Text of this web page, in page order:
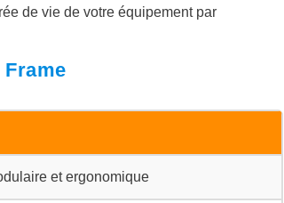
de vie de votre équipement par
et ergonomique